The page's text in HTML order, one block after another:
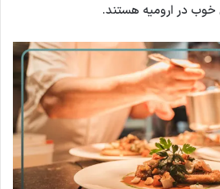
خوب در ارومیه هستند.